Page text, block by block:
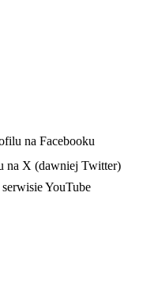
na Facebooku
na X (dawniej Twitter)
YouTube